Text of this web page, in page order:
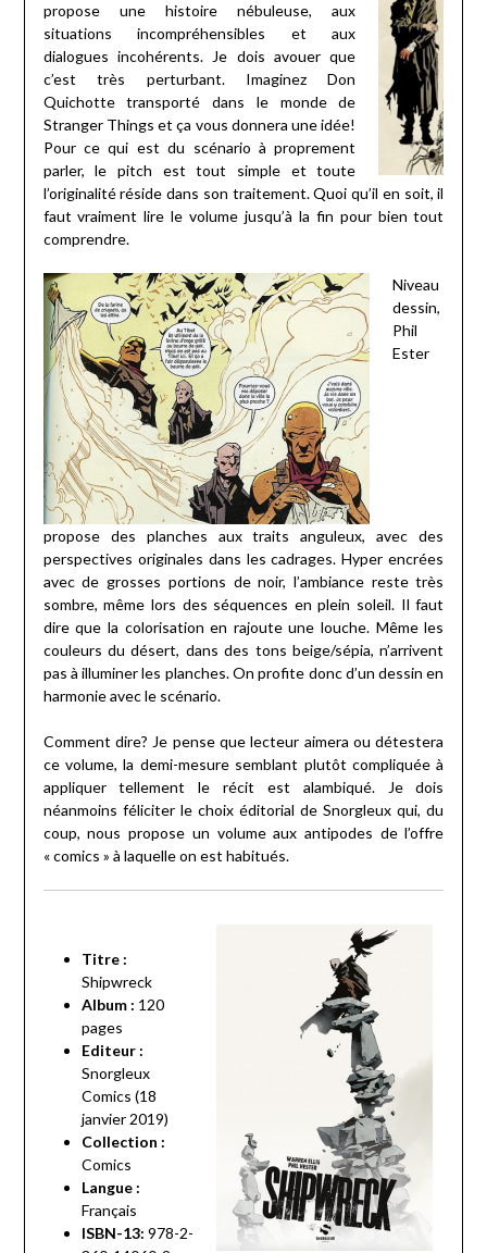
propose une histoire nébuleuse, aux
situations incompréhensibles et aux
dialogues incohérents. Je dois avouer que
c’est très perturbant. Imaginez Don
Quichotte transporté dans le monde de
Stranger Things et ça vous donnera une idée!
Pour ce qui est du scénario à proprement
parler, le pitch est tout simple et toute
l’originalité réside dans son traitement. Quoi qu’il en soit, il
faut vraiment lire le volume jusqu’à la fin pour bien tout
comprendre.
Niveau
dessin,
Phil
Ester
propose des planches aux traits anguleux, avec des
perspectives originales dans les cadrages. Hyper encrées
avec de grosses portions de noir, l’ambiance reste très
sombre, même lors des séquences en plein soleil. Il faut
dire que la colorisation en rajoute une louche. Même les
couleurs du désert, dans des tons beige/sépia, n’arrivent
pas à illuminer les planches. On profite donc d’un dessin en
harmonie avec le scénario.
Comment dire? Je pense que lecteur aimera ou détestera
ce volume, la demi-mesure semblant plutôt compliquée à
appliquer tellement le récit est alambiqué. Je dois
néanmoins féliciter le choix éditorial de Snorgleux qui, du
coup, nous propose un volume aux antipodes de l’offre
« comics » à laquelle on est habitués.
Titre :
Shipwreck
Album : 120
pages
Editeur :
Snorgleux
Comics (18
janvier 2019)
Collection :
Comics
Langue :
Français
ISBN-13: 978-2-